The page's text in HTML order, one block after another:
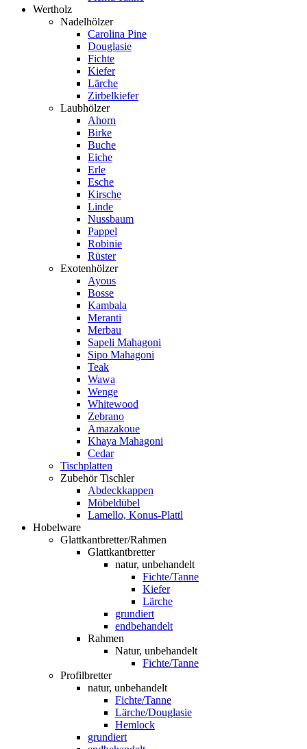
Wertholz
Nadelhölzer
Carolina Pine
Douglasie
Fichte
Kiefer
Lärche
Zirbelkiefer
Laubhölzer
Ahorn
Birke
Buche
Eiche
Erle
Esche
Kirsche
Linde
Nussbaum
Pappel
Robinie
Rüster
Exotenhölzer
Ayous
Bosse
Kambala
Meranti
Merbau
Sapeli Mahagoni
Sipo Mahagoni
Teak
Wawa
Wenge
Whitewood
Zebrano
Amazakoue
Khaya Mahagoni
Cedar
Tischplatten
Zubehör Tischler
Abdeckkappen
Möbeldübel
Lamello, Konus-Plattl
Hobelware
Glattkantbretter/Rahmen
Glattkantbretter
natur, unbehandelt
Fichte/Tanne
Kiefer
Lärche
grundiert
endbehandelt
Rahmen
Natur, unbehandelt
Fichte/Tanne
Profilbretter
natur, unbehandelt
Fichte/Tanne
Lärche/Douglasie
Hemlock
grundiert